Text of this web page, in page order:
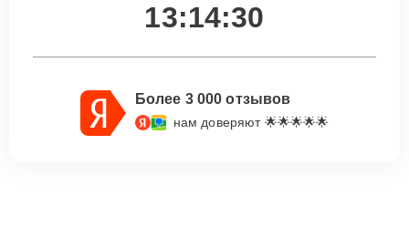
13:14:29
Более 3 000 отзывов
нам доверяют 🌟🌟🌟🌟🌟